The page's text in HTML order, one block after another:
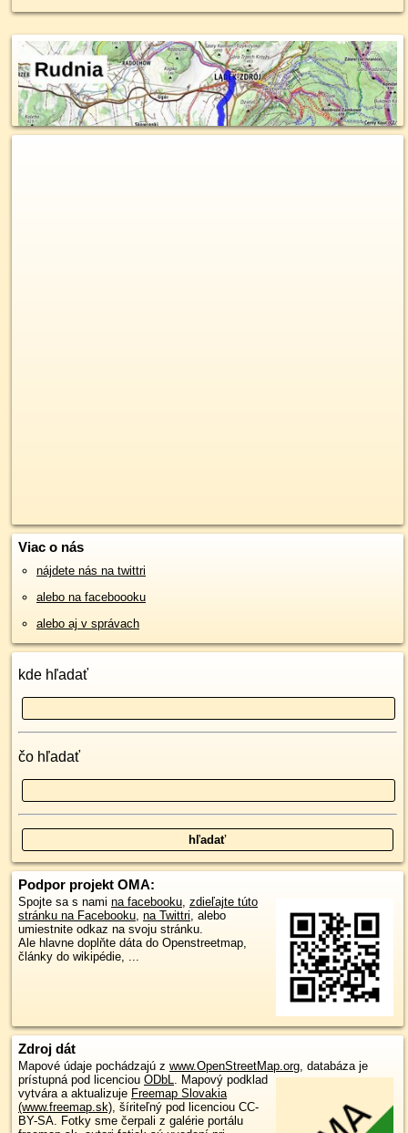
Viac o nás
nájdete nás na twittri
alebo na faceboooku
alebo aj v správach
kde hľadať
čo hľadať
Podpor projekt OMA:
Spojte sa s nami na facebooku, zdieľajte túto
stránku na Facebooku, na Twittri, alebo
umiestnite odkaz na svoju stránku.
Ale hlavne doplňte dáta do Openstreetmap,
články do wikipédie, ...
Zdroj dát
Mapové údaje pochádzajú z www.OpenStreetMap.org, databáza je
prístupná pod licenciou ODbL. Mapový podklad
vytvára a aktualizuje Freemap Slovakia
(www.freemap.sk), šíriteľný pod licenciou CC-
BY-SA. Fotky sme čerpali z galérie portálu